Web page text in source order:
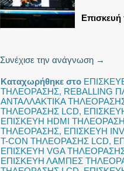
Επισκευή
Συνέχισε την ανάγνωση →
Καταχωρήθηκε στο
ΤΗΛΕΟΡΑΣΗΣ, REBALLING
ΑΝΤΑΛΛΑΚΤΙΚΑ
ΤΗΛΕΟΡΑΣΗΣ LCD,
ΕΠΙΣΚΕΥΗ HDMI
ΤΗΛΕΟΡΑΣΗΣ, ΕΠΙΣΚΕΥΗ
T-CON ΤΗΛΕΟΡΑΣΗΣ LCD,
ΕΠΙΣΚΕΥΗ VGA
ΕΠΙΣΚΕΥΗ ΛΑΜΠΕΣ